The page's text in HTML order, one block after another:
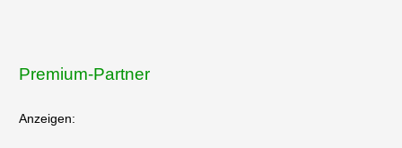
Premium-Partner
Anzeigen: